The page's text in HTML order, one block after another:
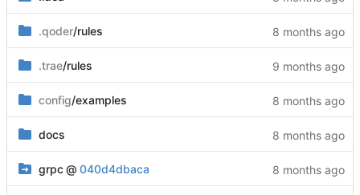
.qoder/rules
.trae/rules
config/examples
docs
grpc @ 040d4dbaca